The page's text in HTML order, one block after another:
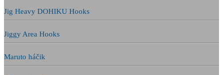
Jig Heavy DOHIKU Hooks
Jiggy Area Hooks
Maruto háčik